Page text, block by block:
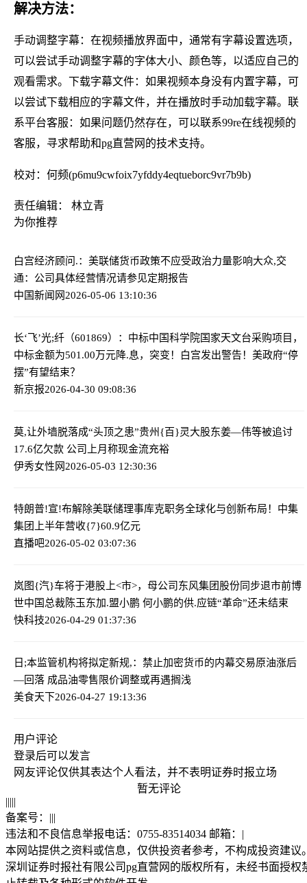
解决方法：
手动调整字幕：在视频播放界面中，通常有字幕设置选项，
可以尝试手动调整字幕的字体大小、颜色等，以适应自己的
观看需求。下载字幕文件：如果视频本身没有内置字幕，可
以尝试下载相应的字幕文件，并在播放时手动加载字幕。联
系平台客服：如果问题仍然存在，可以联系99re在线视频的
客服，寻求帮助和pg直营网的技术支持。
校对：何频(p6mu9cwfoix7yfddy4eqtueborc9vr7b9b)
责任编辑： 林立青
为你推荐
白宫经济顾问.：美联储货币政策不应受政治力量影响大众,交
通：公司具体经营情况请参见定期报告
中国新闻网2026-05-06 13:10:36
长‘飞’光;纤（601869）：中标中国科学院国家天文台采购项目，
中标金额为501.00万元降.息，突变！白宫发出警告！美政府“停
摆”有望结束？
新京报2026-04-30 09:08:36
莫,让外墙脱落成“头顶之患”贵州{百}灵大股东姜—伟等被追讨
17.6亿欠款 公司上月称现金流充裕
伊秀女性网2026-05-03 12:30:36
特朗普!宣!布解除美联储理事库克职务全球化与创新布局！中集
集团上半年营收{7}60.9亿元
直播吧2026-05-02 03:07:36
岚图{汽}车将于港股上<市>，母公司东风集团股份同步退市前博
世中国总裁陈玉东加.盟小鹏 何小鹏的供.应链“革命”还未结束
快科技2026-04-29 01:37:36
日;本监管机构将拟定新规,：禁止加密货币的内幕交易原油涨后
—回落 成品油零售限价调整或再遇搁浅
美食天下2026-04-27 19:13:36
用户评论
登录后可以发言
网友评论仅供其表达个人看法，并不表明证券时报立场
暂无评论
|||||
备案号： |||
违法和不良信息举报电话：0755-83514034 邮箱： |
本网站提供之资料或信息，仅供投资者参考，不构成投资建议
深圳证券时报社有限公司pg直营网的版权所有，未经书面授权